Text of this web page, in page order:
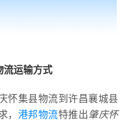
流运输方式
怀集县物流到许昌襄城县
， 港邦物流特推出肇庆怀